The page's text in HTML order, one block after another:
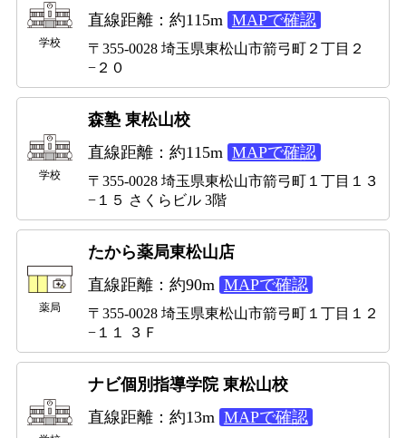
学校
直線距離：約115m MAPで確認
〒355-0028 埼玉県東松山市箭弓町２丁目２
−２０
学校
森塾 東松山校
直線距離：約115m MAPで確認
〒355-0028 埼玉県東松山市箭弓町１丁目１３
−１５ さくらビル 3階
薬局
たから薬局東松山店
直線距離：約90m MAPで確認
〒355-0028 埼玉県東松山市箭弓町１丁目１２
−１１ ３Ｆ
ナビ個別指導学院 東松山校
直線距離：約13m MAPで確認